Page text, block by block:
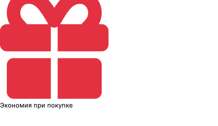
Экономия при покупке